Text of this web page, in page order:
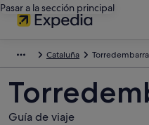
Pasar a la sección principal
Cataluña Torredembarra
Guía de viaje